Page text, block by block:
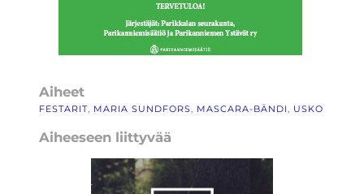
Aiheet
FESTARIT, MARIA SUNDFORS, MASCARA-BÄNDI, USKO
Aiheeseen liittyvää